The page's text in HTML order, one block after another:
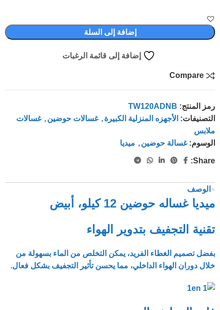
إضافة إلى السلة
إضافة إلى قائمة الرغبات
Compare
رمز المنتج: TW120ADNB
التصنيفات: الأجهزه المنزلية الكبيرة, غسالات حوضين, غسالات
ملابس
الوسوم: غسالة حوضين, ميديا
Share:
الوصف
ميديا غساله حوضين 12 كيلو، أبيض
تقنية التجفيف بتدوير الهواء
بفضل تصميم الغطاء الفريد، يمكن التخلص من الماء بسهولة من
خلال دوران الهواء الداخلي، مما يحسن تأثير التجفيف بشكل فعال.